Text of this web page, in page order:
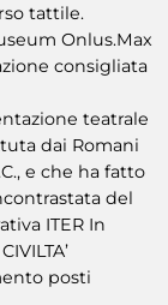
tattile.
Onlus.Max
consigliata
teatrale
dai Romani
e che ha fatto
del
ITER In
posti